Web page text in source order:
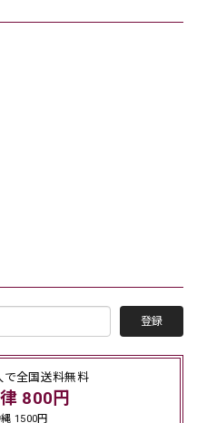
登録
で全国送料無料
800円
1500円